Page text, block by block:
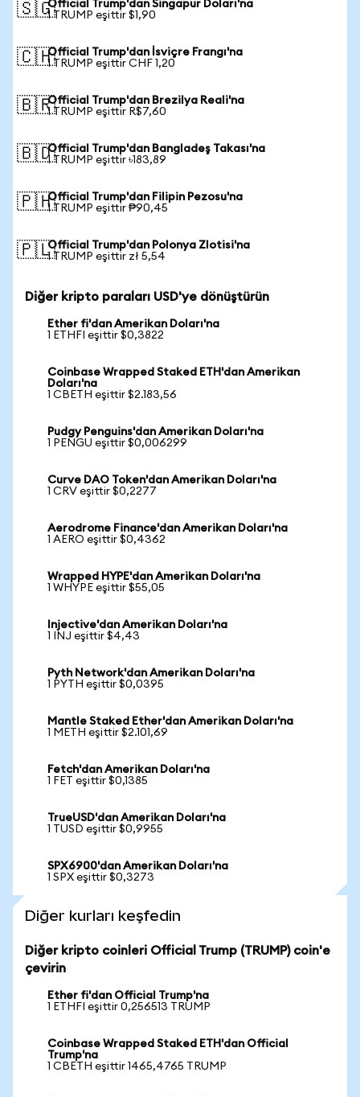
🇸🇬Official Trump'dan Singapur Doları'na
1 TRUMP eşittir $1,90
🇨🇭Official Trump'dan İsviçre Frangı'na
1 TRUMP eşittir CHF 1,20
🇧🇷Official Trump'dan Brezilya Reali'na
1 TRUMP eşittir R$7,60
🇧🇩Official Trump'dan Bangladeş Takası'na
1 TRUMP eşittir ৳183,89
🇵🇭Official Trump'dan Filipin Pezosu'na
1 TRUMP eşittir ₱90,45
🇵🇱Official Trump'dan Polonya Zlotisi'na
1 TRUMP eşittir zł 5,54
Diğer kripto paraları USD'ye dönüştürün
Ether fi'dan Amerikan Doları'na
1 ETHFI eşittir $0,3822
Coinbase Wrapped Staked ETH'dan Amerikan
Doları'na
1 CBETH eşittir $2.183,56
Pudgy Penguins'dan Amerikan Doları'na
1 PENGU eşittir $0,006299
Curve DAO Token'dan Amerikan Doları'na
1 CRV eşittir $0,2277
Aerodrome Finance'dan Amerikan Doları'na
1 AERO eşittir $0,4362
Wrapped HYPE'dan Amerikan Doları'na
1 WHYPE eşittir $55,05
Injective'dan Amerikan Doları'na
1 INJ eşittir $4,43
Pyth Network'dan Amerikan Doları'na
1 PYTH eşittir $0,0395
Mantle Staked Ether'dan Amerikan Doları'na
1 METH eşittir $2.101,69
Fetch'dan Amerikan Doları'na
1 FET eşittir $0,1385
TrueUSD'dan Amerikan Doları'na
1 TUSD eşittir $0,9955
SPX6900'dan Amerikan Doları'na
1 SPX eşittir $0,3273
Diğer kurları keşfedin
Diğer kripto coinleri Official Trump (TRUMP) coin'e
çevirin
Ether fi'dan Official Trump'na
1 ETHFI eşittir 0,256513 TRUMP
Coinbase Wrapped Staked ETH'dan Official
Trump'na
1 CBETH eşittir 1465,4765 TRUMP